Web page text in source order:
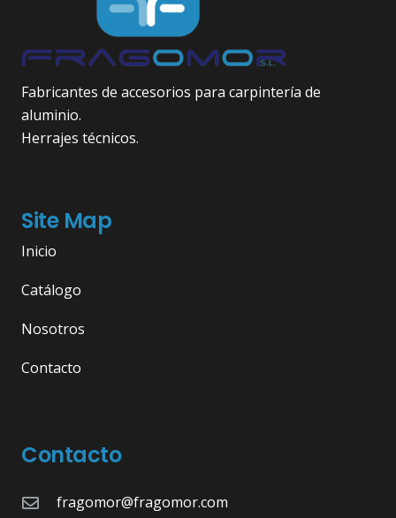
Fabricantes de accesorios para carpintería de
aluminio.
Herrajes técnicos.
Site Map
Inicio
Catálogo
Nosotros
Contacto
Contacto
fragomor@fragomor.com